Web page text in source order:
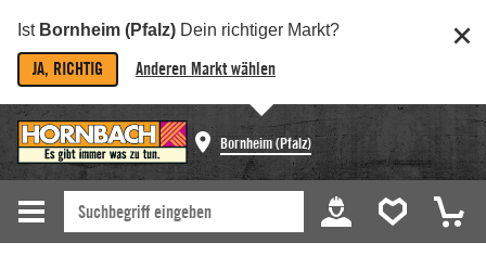
Ist Bornheim (Pfalz) Dein richtiger Markt?
JA, RICHTIG Anderen Markt wählen
Bornheim (Pfalz)